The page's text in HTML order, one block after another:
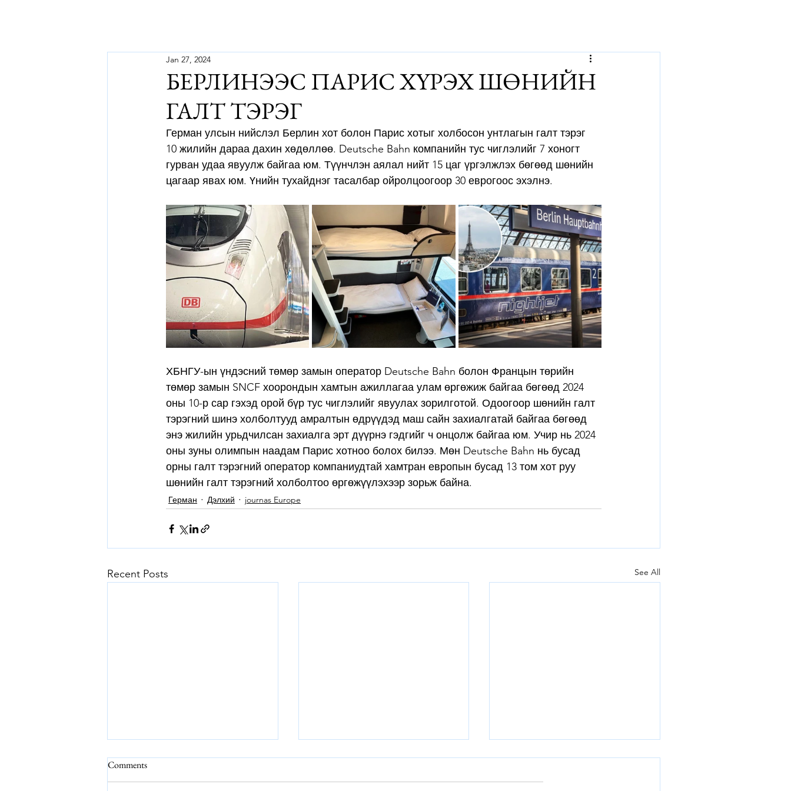
БЕРЛИНЭЭС ПАРИС ХҮРЭХ ШӨНИЙН
ГАЛТ ТЭРЭГ
Jan 27, 2024
Герман улсын нийслэл Берлин хот болон Парис хотыг холбосон унтлагын галт тэрэг
10 жилийн дараа дахин хөдөллөө. Deutsche Bahn компанийн тус чиглэлийг 7 хоногт
гурван удаа явуулж байгаа юм. Түүнчлэн аялал нийт 15 цаг үргэлжлэх бөгөөд шөнийн
цагаар явах юм. Үнийн тухайднэг тасалбар ойролцоогоор 30 еврогоос эхэлнэ.
ХБНГУ-ын үндэсний төмөр замын оператор Deutsche Bahn болон Францын төрийн
төмөр замын SNCF хоорондын хамтын ажиллагаа улам өргөжиж байгаа бөгөөд 2024
оны 10-р сар гэхэд орой бүр тус чиглэлийг явуулах зорилготой. Одоогоор шөнийн галт
тэрэгний шинэ холболтууд амралтын өдрүүдэд маш сайн захиалгатай байгаа бөгөөд
энэ жилийн урьдчилсан захиалга эрт дүүрнэ гэдгийг ч онцолж байгаа юм. Учир нь 2024
оны зуны олимпын наадам Парис хотноо болох билээ. Мөн Deutsche Bahn нь бусад
орны галт тэрэгний оператор компаниудтай хамтран европын бусад 13 том хот руу
шөнийн галт тэрэгний холболтоо өргөжүүлэхээр зорьж байна.
Герман Дэлхий journas Europe
Recent Posts See All
Comments